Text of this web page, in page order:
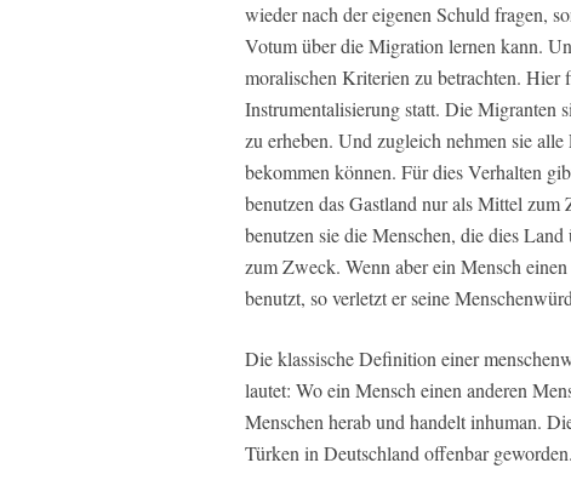
wieder nach der eigenen Schuld fragen,
Votum über die Migration lernen kann.
moralischen Kriterien zu betrachten. Hier
Instrumentalisierung statt. Die Migranten
zu erheben. Und zugleich nehmen sie
bekommen können. Für dies Verhalten
benutzen das Gastland nur als Mittel
benutzen sie die Menschen, die dies
zum Zweck. Wenn aber ein Mensch
benutzt, so verletzt er seine
Die klassische Definition einer
lautet: Wo ein Mensch einen anderen
Menschen herab und handelt inhuman.
Türken in Deutschland offenbar geworden.